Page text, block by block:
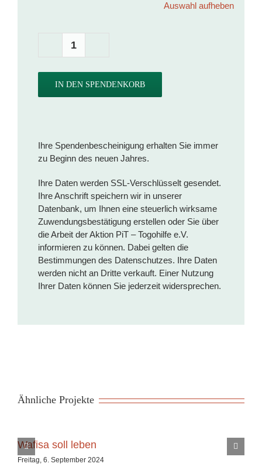
Auswahl aufheben
Projekt
IN DEN SPENDENKORB
Ihre Spendenbescheinigung erhalten Sie immer
zu Beginn des neuen Jahres.
Ihre Daten werden SSL-Verschlüsselt gesendet.
Ihre Anschrift speichern wir in unserer
Datenbank, um Ihnen eine steuerlich wirksame
Zuwendungsbestätigung erstellen oder Sie über
die Arbeit der Aktion PiT – Togohilfe e.V.
informieren zu können. Dabei gelten die
Bestimmungen des Datenschutzes. Ihre Daten
werden nicht an Dritte verkauft. Einer Nutzung
Ihrer Daten können Sie jederzeit widersprechen.
Ähnliche Projekte
Wafisa soll leben
Freitag, 6. September 2024